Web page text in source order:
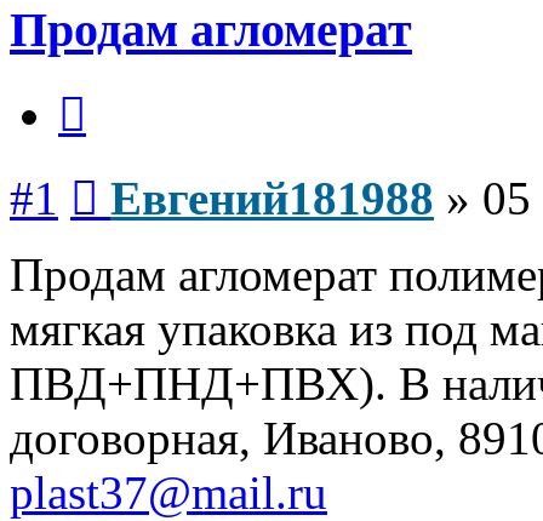
Продам агломерат
#1 Евгений181988 » 05
Продам агломерат
мягкая упаковка из под
ПВД+ПНД+ПВХ). В
договорная, Иваново,
plast37@mail.ru